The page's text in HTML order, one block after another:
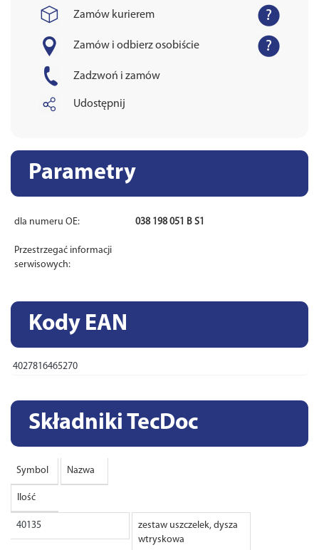
Zamów kurierem
Zamów i odbierz osobiście
Zadzwoń i zamów
Udostępnij
Parametry
dla numeru OE: 038 198 051 B S1
Przestrzegać informacji
serwisowych:
Kody EAN
4027816465270
Składniki TecDoc
Symbol Nazwa
Ilość
40135
zestaw uszczelek, dysza
wtryskowa